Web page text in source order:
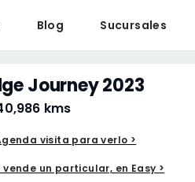
Blog Sucursales
Journey 2023
kms
visita para verlo >
vende un particular, en Easy >